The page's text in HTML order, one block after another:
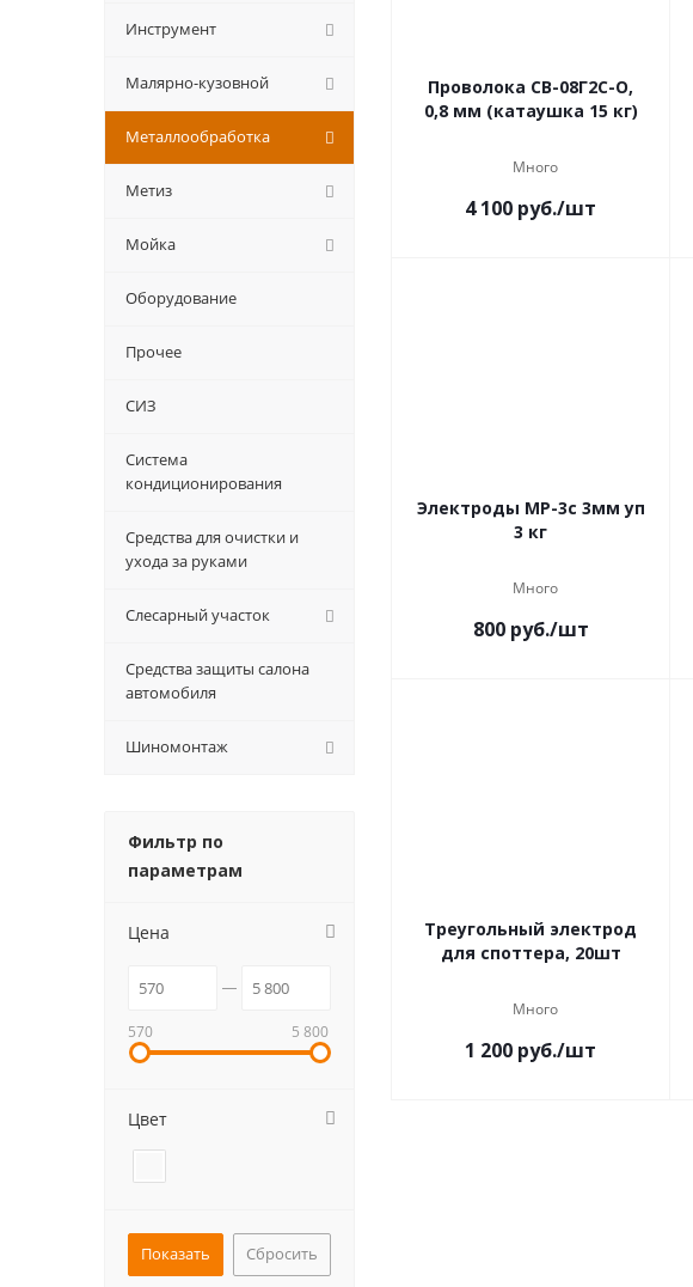
Проволока СВ-08Г2С-О,
0,8 мм (катаушка 15 кг)
Много
4 100 руб./шт
Электроды МР-3с 3мм уп
3 кг
Много
800руб./шт
Треугольный электрод
для споттера, 20шт
Много
1 200 руб./шт
Инструмент
Малярно-кузовной
Металлообработка
Метиз
Мойка
Оборудование
Прочее
СИЗ
Система
кондиционирования
Средства для очистки и
ухода за руками
Слесарный участок
Средства защиты салона
автомобиля
Шиномонтаж
Фильтр по
параметрам
Цена
570 5 800
Цвет
Сбросить